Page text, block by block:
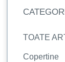
TOATE
Copertine